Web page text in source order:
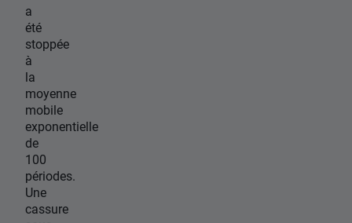
a
été
stoppée
à
la
moyenne
mobile
exponentielle
de
100
périodes.
Une
cassure